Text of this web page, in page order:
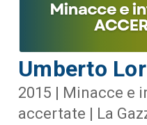
Umberto
2015 | Minacce e
accertate | La